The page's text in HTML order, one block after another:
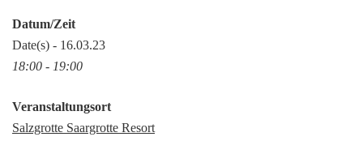
Datum/Zeit
Date(s) - 16.03.23
18:00 - 19:00
Veranstaltungsort
Salzgrotte Saargrotte Resort